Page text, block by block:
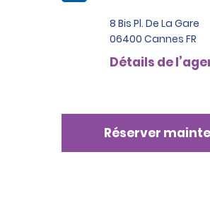
8 Bis Pl. De La Gare
06400 Cannes FR
Détails de
Réserver